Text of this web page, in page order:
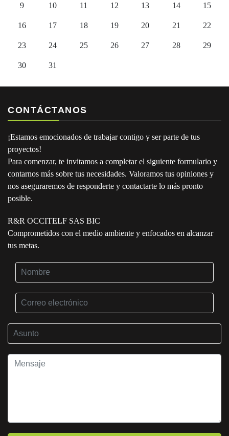
9 10 11 12 13 14 15
16 17 18 19 20 21 22
23 24 25 26 27 28 29
30 31
CONTÁCTANOS
¡Estamos emocionados de trabajar contigo y ser parte de tus
proyectos!
Para comenzar, te invitamos a completar el siguiente formulario y
contarnos más sobre tus necesidades. Valoramos tus opiniones y
nos aseguraremos de responderte y contactarte lo más pronto
posible.
R&R OCCITELF SAS BIC
Comprometidos con el medio ambiente y enfocados en alcanzar
tus metas.